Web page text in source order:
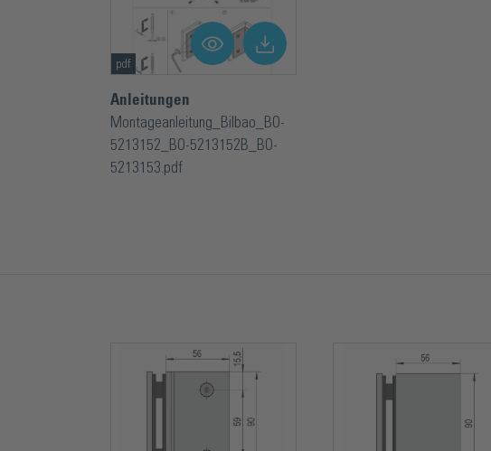
pdf
Anleitungen
Montageanleitung_Bilbao_BO-
5213152_BO-5213152B_BO-
5213153.pdf